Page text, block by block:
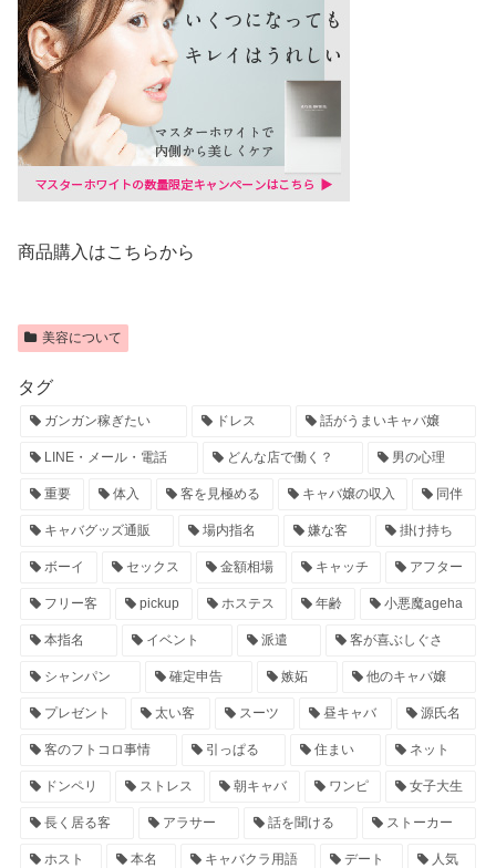
商品購入はこちらから
美容について
タグ
ガンガン稼ぎたい ドレス 話がうまいキャバ嬢
LINE・メール・電話 どんな店で働く？ 男の心理
重要 体入 客を見極める キャバ嬢の収入 同伴
キャバグッズ通販 場内指名 嫌な客 掛け持ち
ボーイ セックス 金額相場 キャッチ アフター
フリー客 pickup ホステス 年齢 小悪魔ageha
本指名 イベント 派遣 客が喜ぶしぐさ
シャンパン 確定申告 嫉妬 他のキャバ嬢
プレゼント 太い客 スーツ 昼キャバ 源氏名
客のフトコロ事情 引っぱる 住まい ネット
ドンペリ ストレス 朝キャバ ワンピ 女子大生
長く居る客 アラサー 話を聞ける ストーカー
ホスト 本名 キャバクラ用語 デート 人気